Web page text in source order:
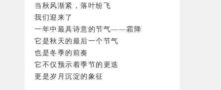
当秋风渐紧，落叶纷飞
我们迎来了
一年中最具诗意的节气——霜降
它是秋天的最后一个节气
也是冬季的前奏
它不仅预示着季节的更迭
更是岁月沉淀的象征